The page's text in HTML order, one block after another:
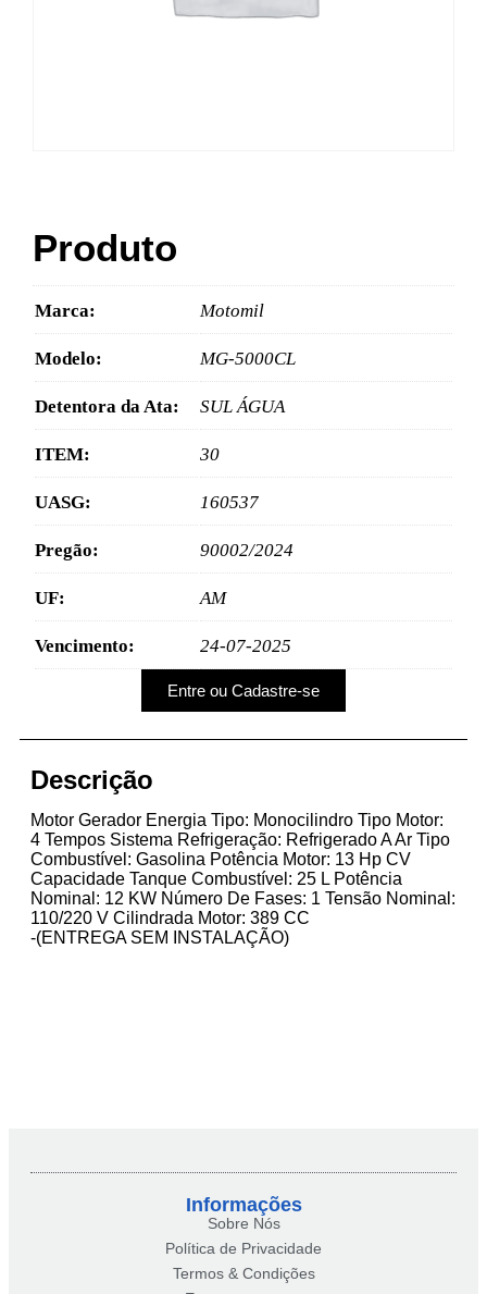
Produto
Marca: Motomil
Modelo: MG-5000CL
Detentora da Ata: SUL ÁGUA
ITEM: 30
UASG: 160537
Pregão: 90002/2024
UF: AM
Vencimento: 24-07-2025
Entre ou Cadastre-se
Descrição
Motor Gerador Energia Tipo: Monocilindro Tipo Motor:
4 Tempos Sistema Refrigeração: Refrigerado A Ar Tipo
Combustível: Gasolina Potência Motor: 13 Hp CV
Capacidade Tanque Combustível: 25 L Potência
Nominal: 12 KW Número De Fases: 1 Tensão Nominal:
110/220 V Cilindrada Motor: 389 CC
-(ENTREGA SEM INSTALAÇÃO)
Informações
Sobre Nós
Política de Privacidade
Termos & Condições